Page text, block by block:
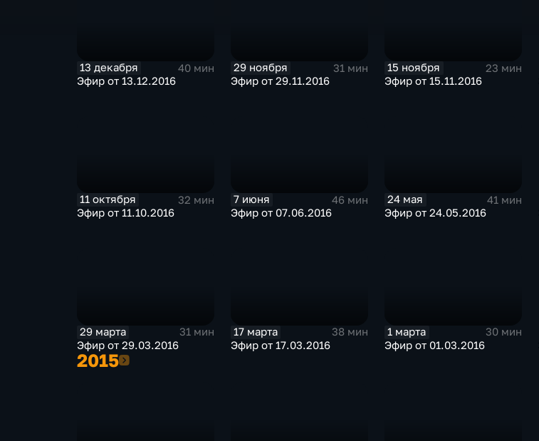
13 декабря
40 мин
Эфир от 13.12.2016
29 ноября
31 мин
Эфир от 29.11.2016
15 ноября
23 мин
Эфир от 15.11.2016
11 октября
32 мин
Эфир от 11.10.2016
7 июня
46 мин
Эфир от 07.06.2016
24 мая
41 мин
Эфир от 24.05.2016
29 марта
31 мин
Эфир от 29.03.2016
17 марта
38 мин
Эфир от 17.03.2016
1 марта
30 мин
Эфир от 01.03.2016
20152015